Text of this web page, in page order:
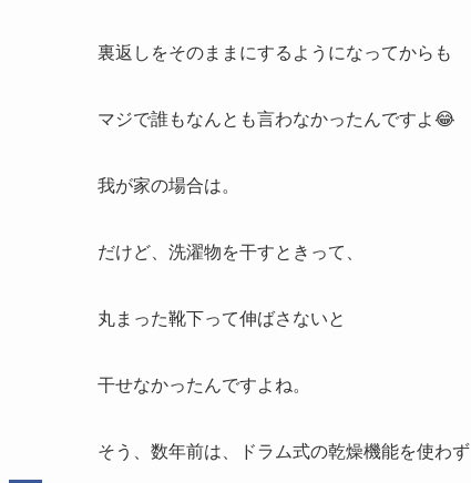
裏返しをそのままにするようになってからも
マジで誰もなんとも言わなかったんですよ😂
我が家の場合は。
だけど、洗濯物を干すときって、
丸まった靴下って伸ばさないと
干せなかったんですよね。
そう、数年前は、ドラム式の乾燥機能を使わず